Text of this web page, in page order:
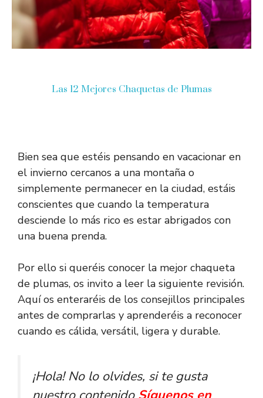
Las 12 Mejores Chaquetas de Plumas
Bien sea que estéis pensando en vacacionar en
el invierno cercanos a una montaña o
simplemente permanecer en la ciudad, estáis
conscientes que cuando la temperatura
desciende lo más rico es estar abrigados con
una buena prenda.
Por ello si queréis conocer la mejor chaqueta
de plumas, os invito a leer la siguiente revisión.
Aquí os enteraréis de los consejillos principales
antes de comprarlas y aprenderéis a reconocer
cuando es cálida, versátil, ligera y durable.
¡Hola! No lo olvides, si te gusta